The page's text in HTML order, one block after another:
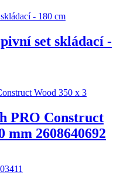
set skládací -
PRO Construct
mm 2608640692